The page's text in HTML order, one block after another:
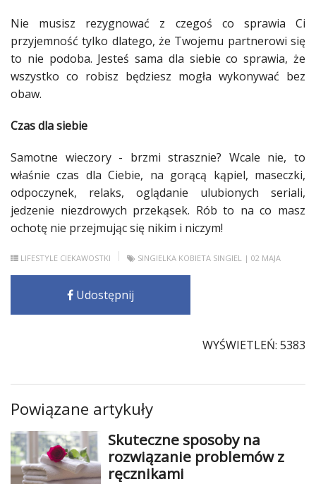
Nie musisz rezygnować z czegoś co sprawia Ci
przyjemność tylko dlatego, że Twojemu partnerowi się
to nie podoba. Jesteś sama dla siebie co sprawia, że
wszystko co robisz będziesz mogła wykonywać bez
obaw.
Czas dla siebie
Samotne wieczory - brzmi strasznie? Wcale nie, to
właśnie czas dla Ciebie, na gorącą kąpiel, maseczki,
odpoczynek, relaks, oglądanie ulubionych seriali,
jedzenie niezdrowych przekąsek. Rób to na co masz
ochotę nie przejmując się nikim i niczym!
LIFESTYLE CIEKAWOSTKI SINGIELKA KOBIETA SINGIEL | 02 MAJA
Udostępnij
WYŚWIETLEŃ: 5383
Powiązane artykuły
Skuteczne sposoby na
rozwiązanie problemów z
ręcznikami